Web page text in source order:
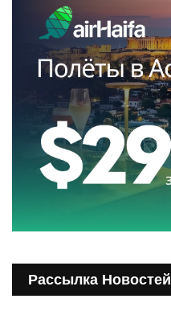
Рассылка Новостей